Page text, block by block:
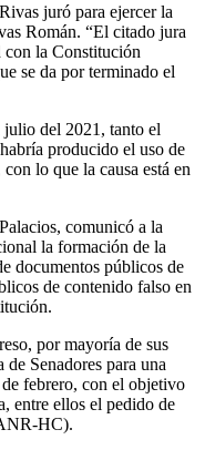
juró para ejercer la
Román. “El citado jura
con la Constitución
se da por terminado el
julio del 2021, tanto el
producido el uso de
lo que la causa está en
comunicó a la
la formación de la
documentos públicos de
de contenido falso en
por mayoría de sus
Senadores para una
febrero, con el objetivo
entre ellos el pedido de
HC).